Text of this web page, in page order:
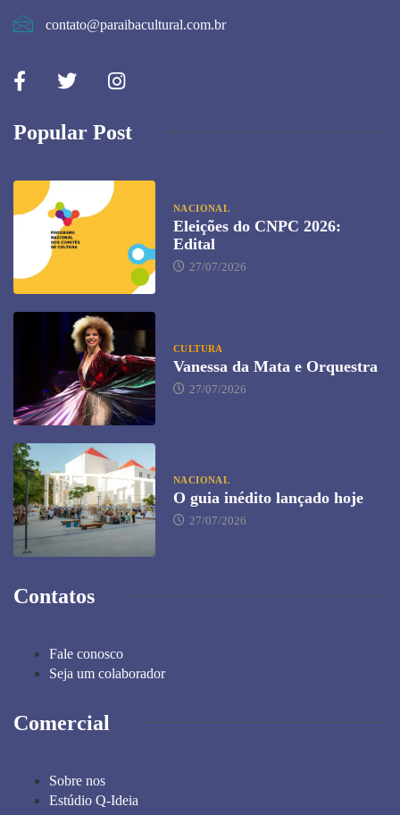
contato@paraibacultural.com.br
Popular Post
NACIONAL
Eleições do CNPC 2026:
Edital
27/07/2026
CULTURA
Vanessa da Mata e Orquestra
27/07/2026
NACIONAL
O guia inédito lançado hoje
27/07/2026
Contatos
Fale conosco
Seja um colaborador
Comercial
Sobre nos
Estúdio Q-Ideia